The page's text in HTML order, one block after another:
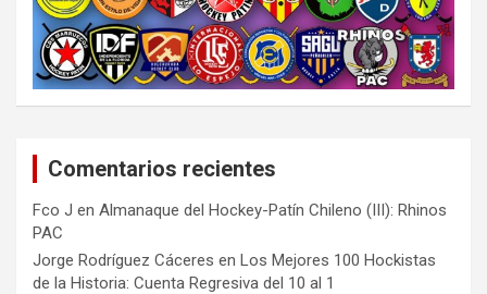
Comentarios recientes
Fco J en Almanaque del Hockey-Patín Chileno (III): Rhinos
PAC
Jorge Rodríguez Cáceres en Los Mejores 100 Hockistas
de la Historia: Cuenta Regresiva del 10 al 1